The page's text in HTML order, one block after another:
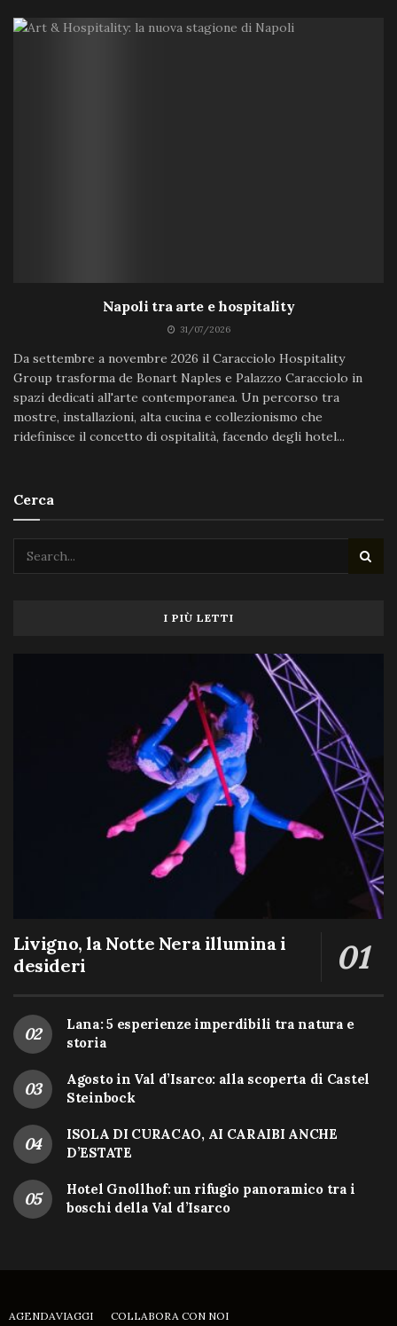
Napoli tra arte e hospitality
31/07/2026
Da settembre a novembre 2026 il Caracciolo Hospitality
Group trasforma de Bonart Naples e Palazzo Caracciolo in
spazi dedicati all'arte contemporanea. Un percorso tra
mostre, installazioni, alta cucina e collezionismo che
ridefinisce il concetto di ospitalità, facendo degli hotel...
Cerca
I PIÙ LETTI
Livigno, la Notte Nera illumina i
desideri
Lana: 5 esperienze imperdibili tra natura e
storia
Agosto in Val d’Isarco: alla scoperta di Castel
Steinbock
ISOLA DI CURACAO, AI CARAIBI ANCHE
D’ESTATE
Hotel Gnollhof: un rifugio panoramico tra i
boschi della Val d’Isarco
AGENDAVIAGGI COLLABORA CON NOI